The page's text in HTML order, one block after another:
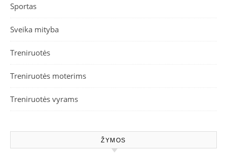
Sportas
Sveika mityba
Treniruotės
Treniruotės moterims
Treniruotės vyrams
ŽYMOS